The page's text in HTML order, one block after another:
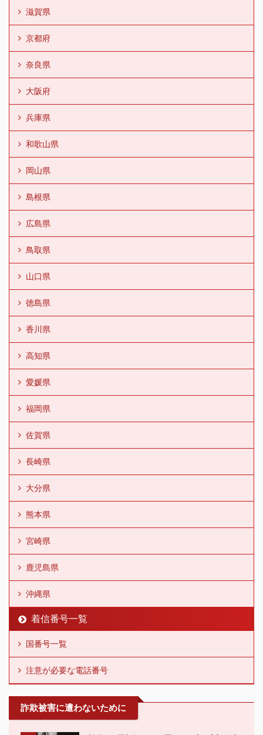
滋賀県
京都府
奈良県
大阪府
兵庫県
和歌山県
岡山県
島根県
広島県
鳥取県
山口県
徳島県
香川県
高知県
愛媛県
福岡県
佐賀県
長崎県
大分県
熊本県
宮崎県
鹿児島県
沖縄県
着信番号一覧
国番号一覧
注意が必要な電話番号
詐欺被害に遭わないために